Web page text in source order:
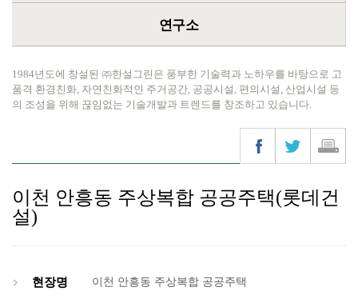
연구소
1984년도에 창설된 ㈜한설그린은 풍부한 기술력과 노하우를 바탕으로 고
품격 환경친화, 자연친화적인 주거공간, 공공시설, 편의시설, 산업시설 등
의 조성을 위해 끊임없는 기술개발과 트렌드를 창조하고 있습니다.
이천 안흥동 주상복합 공공주택(롯데건
설)
현장명 이천 안흥동 주상복합 공공주택